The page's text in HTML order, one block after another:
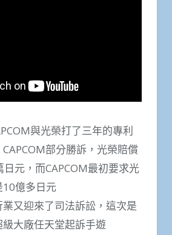
與光榮打了三年的專利
部分勝訴，光榮賠償
日元，而CAPCOM最初要求光
10億多日元
又迎來了司法訴訟，這次是
級大廠任天堂起訴手遊